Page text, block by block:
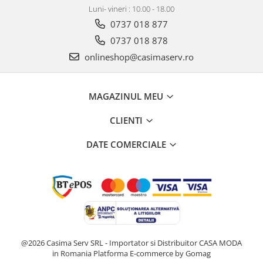
Luni- vineri : 10.00 - 18.00
0737 018 877
0737 018 878
onlineshop@casimaserv.ro
MAGAZINUL MEU
CLIENTI
DATE COMERCIALE
@2026 Casima Serv SRL - Importator si Distribuitor CASA MODA
in Romania Platforma E-commerce by Gomag